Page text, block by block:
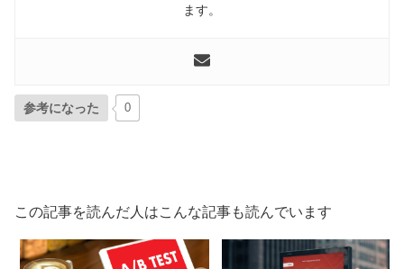
ます。
参考になった 0
この記事を読んだ人はこんな記事も読んでいます